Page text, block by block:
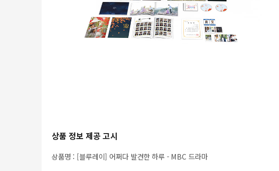
상품 정보 제공 고시
상품명 : [블루레이] 어쩌다 발견한 하루 - MBC 드라마